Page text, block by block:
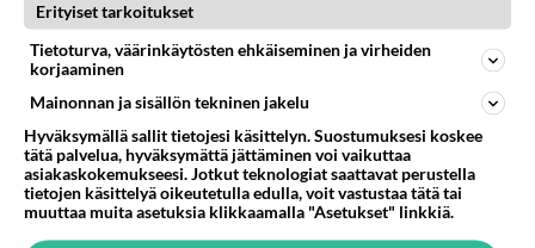
07.08.2026 07:20
Kotimaiset julkkisjuorut
En välitä sinusta yhtään
Olet pelkkä itsestään liikoja luuleva ämmä. Kierrän sinut kaukaa nyt ja aina. Olit mulle pelkkä lelu vaan.
07.08.2026 17:14
Ikävä
32
Hyvä ihminen
Koetko olevasi hyvä ihminen ja kohteletko toisia arvostavasti?
Erityiset tarkoitukset
Tietoturva, väärinkäytösten ehkäiseminen ja virheiden
korjaaminen
Mainonnan ja sisällön tekninen jakelu
Hyväksymällä sallit tietojesi käsittelyn. Suostumuksesi koskee
tätä palvelua, hyväksymättä jättäminen voi vaikuttaa
asiakaskokemukseesi. Jotkut teknologiat saattavat perustella
tietojen käsittelyä oikeutetulla edulla, voit vastustaa tätä tai
muuttaa muita asetuksia klikkaamalla "Asetukset" linkkiä.